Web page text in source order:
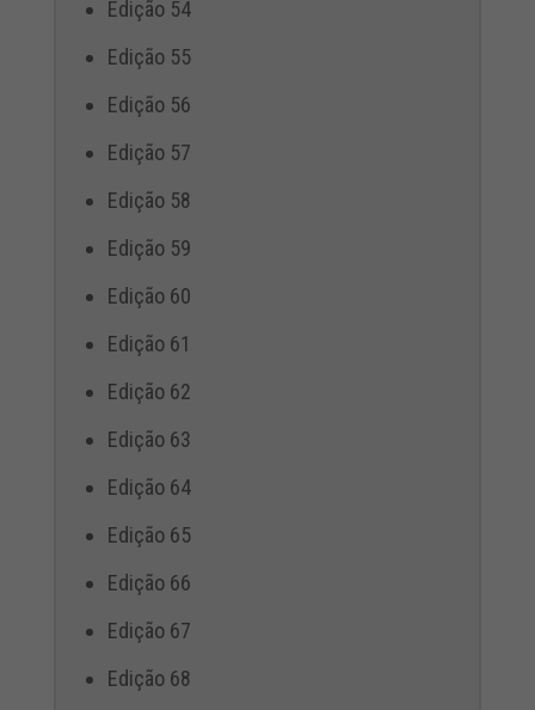
Edição 54
Edição 55
Edição 56
Edição 57
Edição 58
Edição 59
Edição 60
Edição 61
Edição 62
Edição 63
Edição 64
Edição 65
Edição 66
Edição 67
Edição 68